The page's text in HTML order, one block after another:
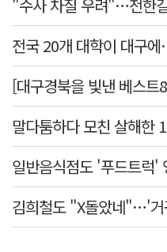
[대구경북을 빛낸 베스